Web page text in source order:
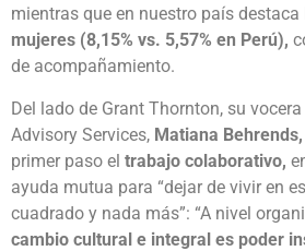
mientras que en nuestro país
mujeres (8,15% vs. 5,57% en Perú),
de acompañamiento.
Del lado de Grant Thornton, su
Advisory Services, Matiana Behrends,
primer paso el trabajo colaborativo,
ayuda mutua para “dejar de vivir en
cuadrado y nada más”: “A nivel
cambio cultural e integral es poder